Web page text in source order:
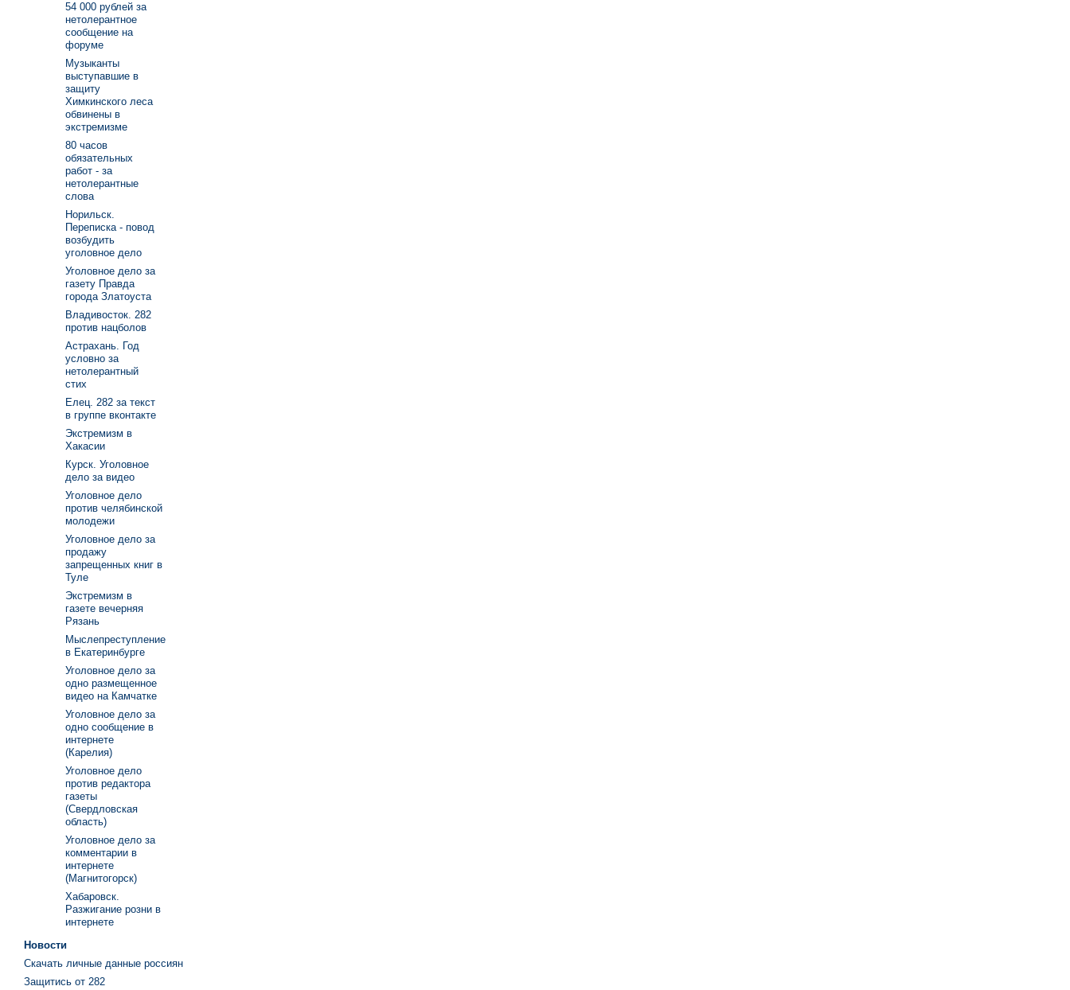
54 000 рублей за
нетолерантное
сообщение на
форуме
Музыканты
выступавшие в
защиту
Химкинского леса
обвинены в
экстремизме
80 часов
обязательных
работ - за
нетолерантные
слова
Норильск.
Переписка - повод
возбудить
уголовное дело
Уголовное дело за
газету Правда
города Златоуста
Владивосток. 282
против нацболов
Астрахань. Год
условно за
нетолерантный
стих
Елец. 282 за текст
в группе вконтакте
Экстремизм в
Хакасии
Курск. Уголовное
дело за видео
Уголовное дело
против челябинской
молодежи
Уголовное дело за
продажу
запрещенных книг в
Туле
Экстремизм в
газете вечерняя
Рязань
Мыслепреступление
в Екатеринбурге
Уголовное дело за
одно размещенное
видео на Камчатке
Уголовное дело за
одно сообщение в
интернете
(Карелия)
Уголовное дело
против редактора
газеты
(Свердловская
область)
Уголовное дело за
комментарии в
интернете
(Магнитогорск)
Хабаровск.
Разжигание розни в
интернете
Новости
Скачать личные данные россиян
Защитись от 282